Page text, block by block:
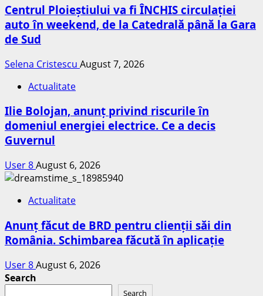
Centrul Ploieștiului va fi ÎNCHIS circulației
auto în weekend, de la Catedrală până la Gara
de Sud
Selena Cristescu August 7, 2026
Actualitate
Ilie Bolojan, anunț privind riscurile în
domeniul energiei electrice. Ce a decis
Guvernul
User 8August 6, 2026
Actualitate
Anunț făcut de BRD pentru clienții săi din
România. Schimbarea făcută în aplicație
User 8August 6, 2026
Search
Search